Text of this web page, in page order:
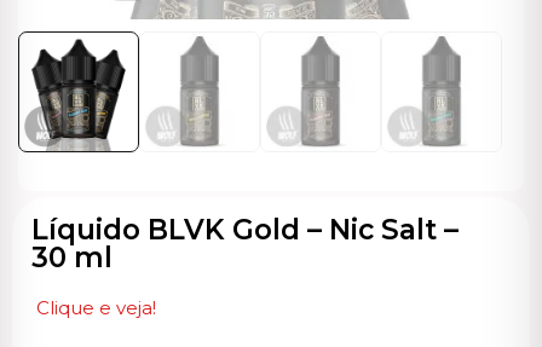
Líquido BLVK Gold – Nic Salt –
30 ml
Clique e veja!